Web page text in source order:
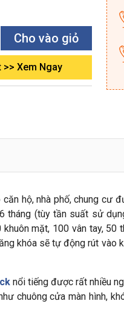
Cho vào giỏ
Xem Ngay
hộ, nhà phố, chung cư
(tùy tần suất sử
mặt, 100 vân tay, 50
khóa sẽ tự động rút vào
nổi tiếng được rất nhiều
chuông cửa màn hình,